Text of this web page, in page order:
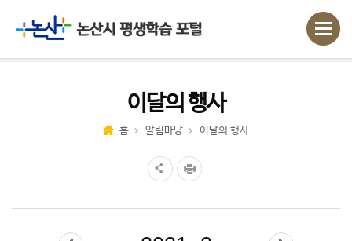
이달의 행사
홈 알림마당 이달의 행사